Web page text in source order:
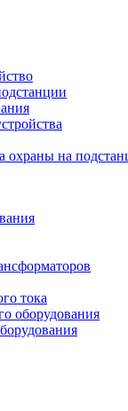
охраны на
тока
оборудования